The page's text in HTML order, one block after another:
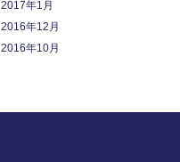
2017年1月
2016年12月
2016年10月